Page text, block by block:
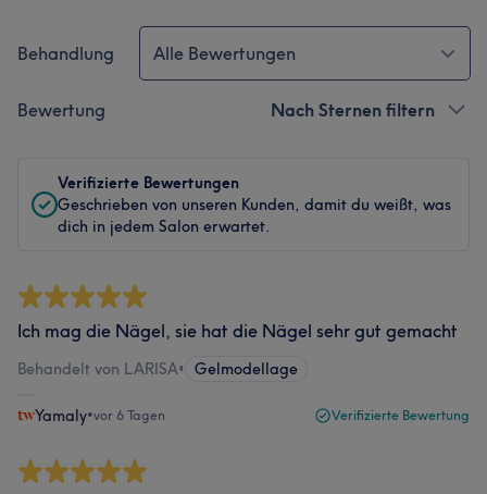
Behandlung Alle Bewertungen
Bewertung Nach Sternen filtern
Verifizierte Bewertungen
Geschrieben von unseren Kunden, damit du weißt, was
dich in jedem Salon erwartet.
Ich mag die Nägel, sie hat die Nägel sehr gut gemacht
Behandelt von LARISA• Gelmodellage
Yamaly•vor 6 Tagen Verifizierte Bewertung